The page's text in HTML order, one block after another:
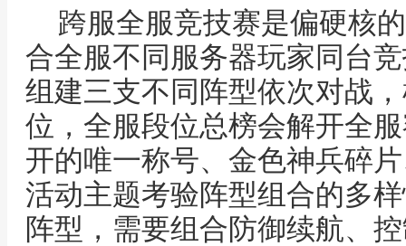
跨服全服竞技赛是偏硬核
合全服不同服务器玩家同台
组建三支不同阵型依次对战
位，全服段位总榜会解开全
开的唯一称号、金色神兵碎
活动主题考验阵型组合的多
阵型，需要组合防御续航、